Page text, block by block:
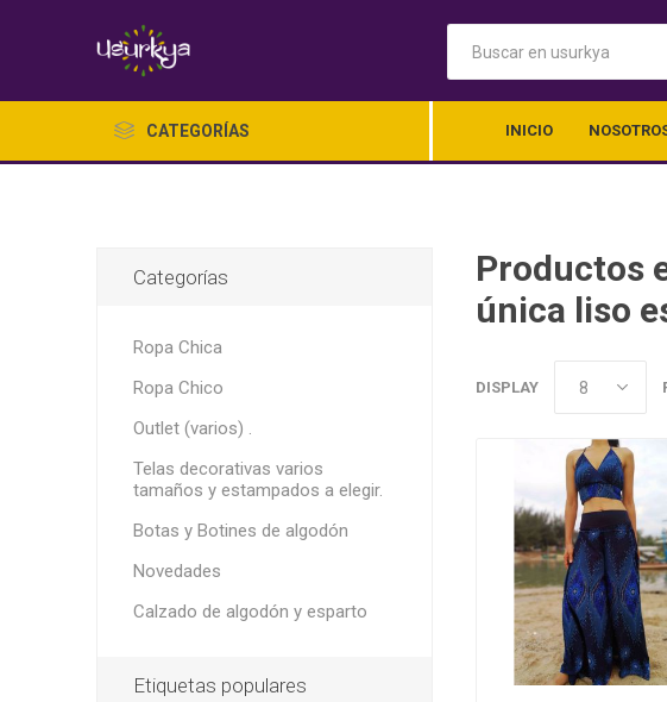
CATEGORÍAS
Botas y Botines de
INICIO
Productos
única liso
DISPLAY
Categorías
Ropa Chica
Ropa Chico
Outlet (varios) .
Telas decorativas varios
tamaños y estampados a elegir.
Botas y Botines de algodón
Novedades
Calzado de algodón y esparto
Etiquetas populares